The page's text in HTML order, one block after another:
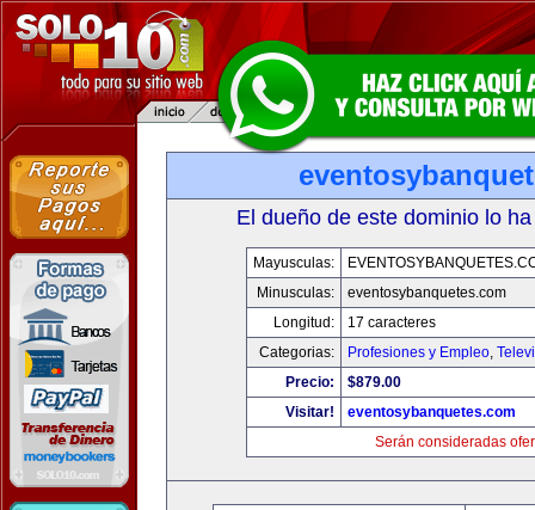
El dueño de este dominio lo
Mayusculas:
Minusculas:
eventosybanquetes.com
Longitud:
17 caracteres
Categorias:
Profesiones y Empleo,
Precio:
$879.00
Visitar!
eventosybanquetes.com
Serán consideradas